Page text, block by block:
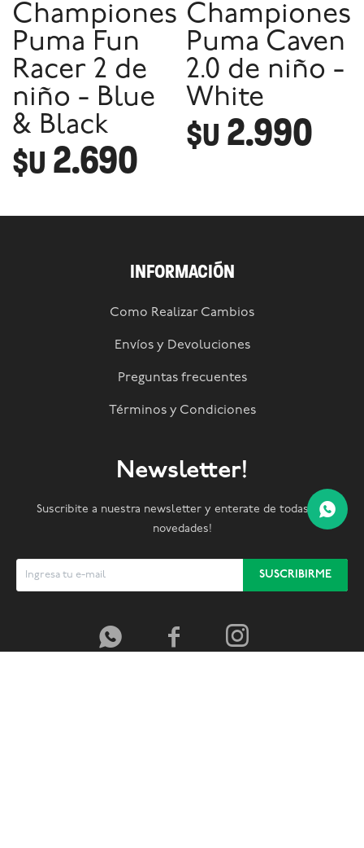
Championes
Puma Fun
Racer 2 de
niño - Blue
& Black
$U 2.690
Championes
Puma Caven
2.0 de niño -
White
$U 2.990
INFORMACIÓN
Como Realizar Cambios
Envíos y Devoluciones
Preguntas frecuentes
Términos y Condiciones
Newsletter!
Suscribite a nuestra newsletter y enterate de todas las
novedades!
SUSCRIBIRME
  